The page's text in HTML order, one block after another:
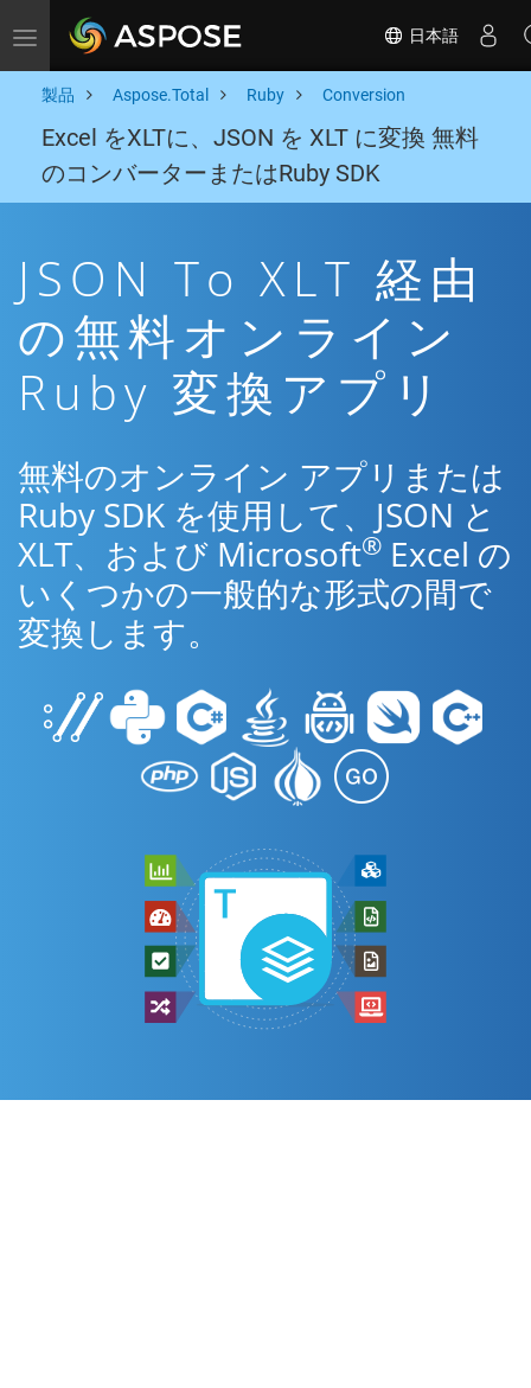
Toggle navigation 日本語
製品 Aspose.Total Ruby Conversion
Excel をXLTに、JSON を XLT に変換 無料
のコンバーターまたはRuby SDK
JSON To XLT 経由
の無料オンライン
Ruby 変換アプリ
無料のオンライン アプリまたは
Ruby SDK を使用して、JSON と
XLT、および Microsoft® Excel の
いくつかの一般的な形式の間で
変換します。